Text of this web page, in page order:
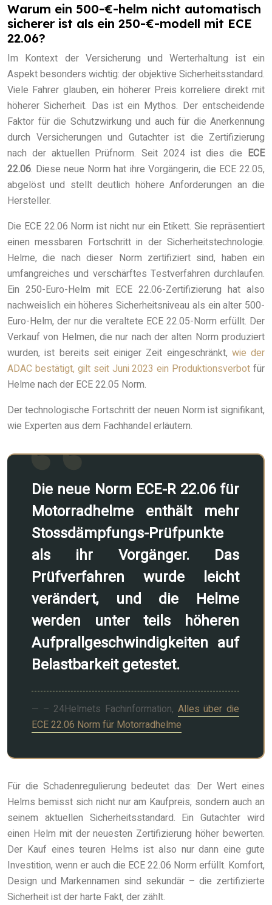
Warum ein 500-€-helm nicht automatisch
sicherer ist als ein 250-€-modell mit ECE
22.06?
Im Kontext der Versicherung und Werterhaltung ist ein
Aspekt besonders wichtig: der objektive Sicherheitsstandard.
Viele Fahrer glauben, ein höherer Preis korreliere direkt mit
höherer Sicherheit. Das ist ein Mythos. Der entscheidende
Faktor für die Schutzwirkung und auch für die Anerkennung
durch Versicherungen und Gutachter ist die Zertifizierung
nach der aktuellen Prüfnorm. Seit 2024 ist dies die ECE
22.06. Diese neue Norm hat ihre Vorgängerin, die ECE 22.05,
abgelöst und stellt deutlich höhere Anforderungen an die
Hersteller.
Die ECE 22.06 Norm ist nicht nur ein Etikett. Sie repräsentiert
einen messbaren Fortschritt in der Sicherheitstechnologie.
Helme, die nach dieser Norm zertifiziert sind, haben ein
umfangreiches und verschärftes Testverfahren durchlaufen.
Ein 250-Euro-Helm mit ECE 22.06-Zertifizierung hat also
nachweislich ein höheres Sicherheitsniveau als ein alter 500-
Euro-Helm, der nur die veraltete ECE 22.05-Norm erfüllt. Der
Verkauf von Helmen, die nur nach der alten Norm produziert
wurden, ist bereits seit einiger Zeit eingeschränkt, wie der
ADAC bestätigt, gilt seit Juni 2023 ein Produktionsverbot für
Helme nach der ECE 22.05 Norm.
Der technologische Fortschritt der neuen Norm ist signifikant,
wie Experten aus dem Fachhandel erläutern.
Die neue Norm ECE-R 22.06 für
Motorradhelme enthält mehr
Stossdämpfungs-Prüfpunkte
als ihr Vorgänger. Das
Prüfverfahren wurde leicht
verändert, und die Helme
werden unter teils höheren
Aufprallgeschwindigkeiten auf
Belastbarkeit getestet.
– 24Helmets Fachinformation, Alles über die
ECE 22.06 Norm für Motorradhelme
Für die Schadenregulierung bedeutet das: Der Wert eines
Helms bemisst sich nicht nur am Kaufpreis, sondern auch an
seinem aktuellen Sicherheitsstandard. Ein Gutachter wird
einen Helm mit der neuesten Zertifizierung höher bewerten.
Der Kauf eines teuren Helms ist also nur dann eine gute
Investition, wenn er auch die ECE 22.06 Norm erfüllt. Komfort,
Design und Markennamen sind sekundär – die zertifizierte
Sicherheit ist der harte Fakt, der zählt.